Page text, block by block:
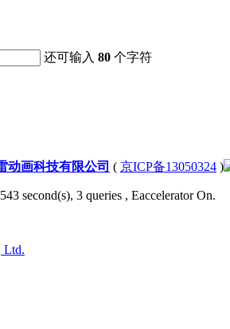
还可输入80 个字符
动画科技有限公司 ( 京ICP备13050324 )
second(s), 3 queries , Eaccelerator On.
Ltd.